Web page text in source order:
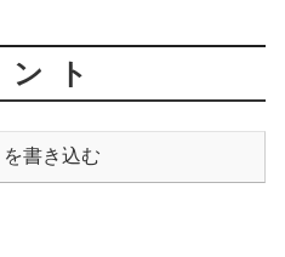
ト
書き込む